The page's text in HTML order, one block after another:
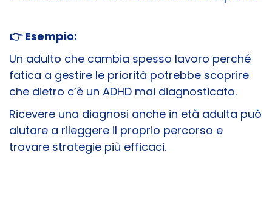
👉 Esempio:
Un adulto che cambia spesso lavoro perché
fatica a gestire le priorità potrebbe scoprire
che dietro c’è un ADHD mai diagnosticato.
Ricevere una diagnosi anche in età adulta può
aiutare a rileggere il proprio percorso e
trovare strategie più efficaci.